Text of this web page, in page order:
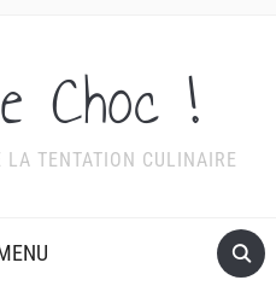
Choc !
LA TENTATION CULINAIRE